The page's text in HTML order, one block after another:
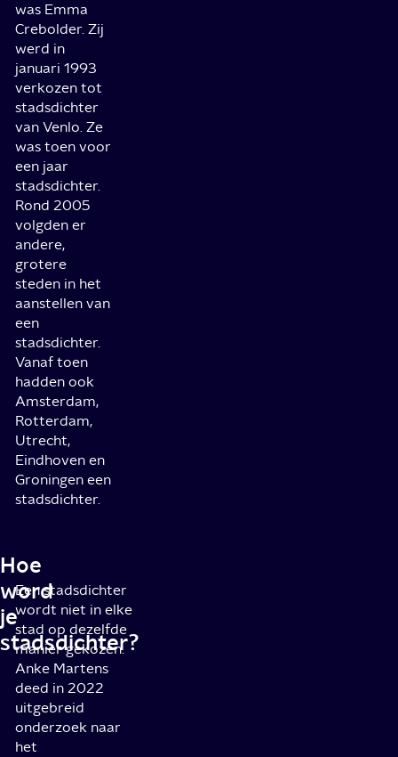
was Emma
Crebolder. Zij
werd in
januari 1993
verkozen tot
stadsdichter
van Venlo. Ze
was toen voor
een jaar
stadsdichter.
Rond 2005
volgden er
andere,
grotere
steden in het
aanstellen van
een
stadsdichter.
Vanaf toen
hadden ook
Amsterdam,
Rotterdam,
Utrecht,
Eindhoven en
Groningen een
stadsdichter.
Hoe
word
je
stadsdichter?
Een stadsdichter
wordt niet in elke
stad op dezelfde
manier gekozen.
Anke Martens
deed in 2022
uitgebreid
onderzoek naar
het